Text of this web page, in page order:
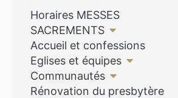
Horaires MESSES
SACREMENTS
Accueil et confessions
Eglises et équipes
Communautés
Rénovation du presbytère